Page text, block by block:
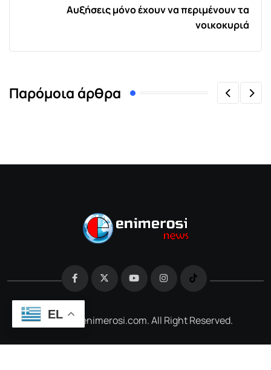
Αυξήσεις μόνο έχουν να περιμένουν τα
νοικοκυριά
Παρόμοια άρθρα
@2026 e-enimerosi.com. All Right Reserved.
EL